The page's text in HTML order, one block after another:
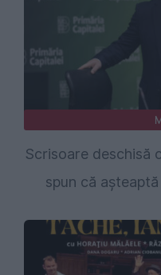
Scrisoare deschisă
spun că